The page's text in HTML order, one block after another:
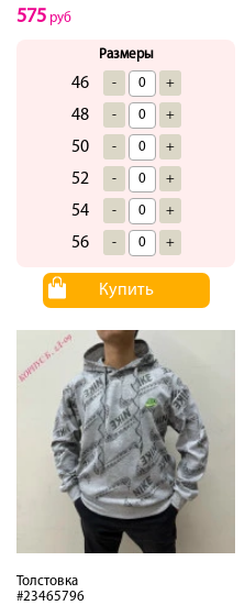
575 руб
Размеры
46 - +
48 - +
50 - +
52 - +
54 - +
56 - +
Купить
Толстовка
#23465796